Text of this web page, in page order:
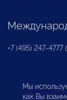
+7 (495) 247-4777
Бюро по
инвесторов
Мы
как Вы